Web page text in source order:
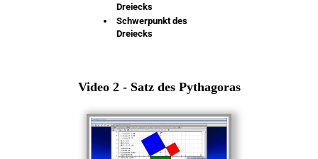
Dreiecks
Schwerpunkt des
Dreiecks
Video 2 - Satz des Pythagoras